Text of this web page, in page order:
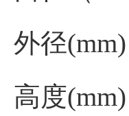
外径
高度